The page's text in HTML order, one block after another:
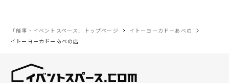
「催事・イベントスペース」トップページ
イトーヨーカドーあべの
イトーヨーカドーあべの店